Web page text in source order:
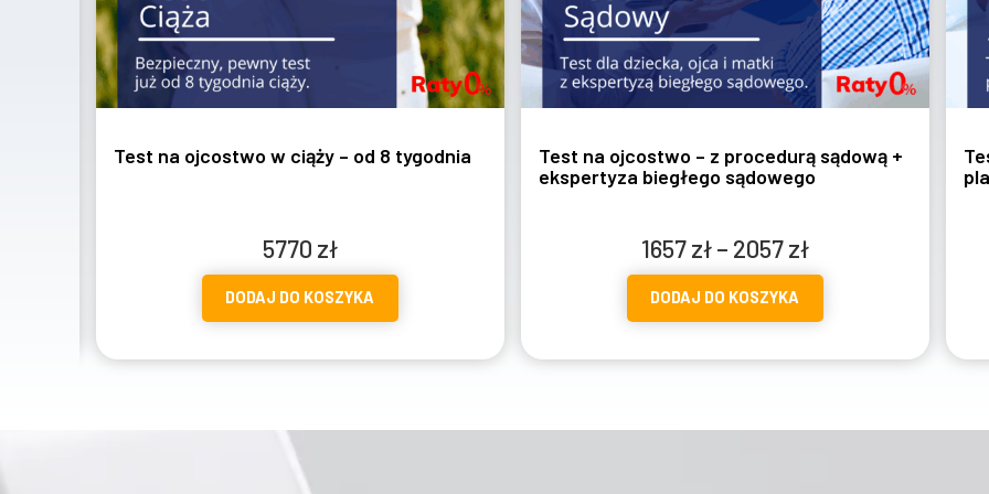
Test na ojcostwo – z procedurą sądową +
1657zł–2057
do
DODAJ DO KOSZYKA
Test na ojcostwo z pobraniem w
placówce – wymazy/mikroślady
1297zł –1697zł
cen:
do
DODAJ DO KOSZYKA